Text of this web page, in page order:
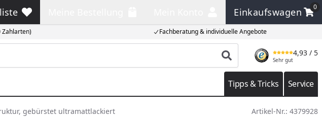
Zahlarten) Fachberatung & individuelle Angebote
Einkaufswagen
0
Einkaufswagen
Produkt suchen
4,93 / 5
Sehr gut
Tipps & Tricks Service
gebürstet ultramattlackiert Artikel-Nr.: 4379928